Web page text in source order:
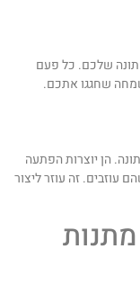
שלכם. כל פעם
שחגגו אתכם.
הן יוצרות הפתעה
זה עוזר ליצור